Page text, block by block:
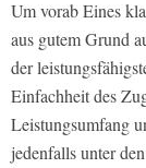
Um vorab Eines
aus gutem Grund
der
Einfachheit des
Leistungsumfang
jedenfalls unter